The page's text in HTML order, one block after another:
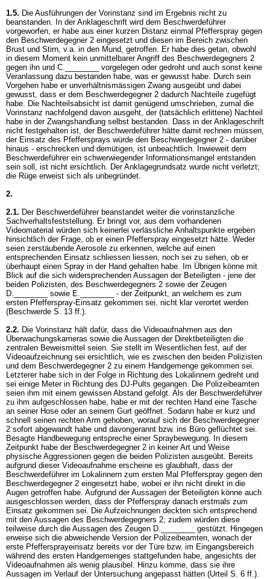
1.5. Die Ausführungen der Vorinstanz sind im Ergebnis nicht zu
beanstanden. In der Anklageschrift wird dem Beschwerdeführer
vorgeworfen, er habe aus einer kurzen Distanz einmal Pfefferspray gegen
den Beschwerdegegner 2 eingesetzt und diesen im Bereich zwischen
Brust und Stirn, v.a. in den Mund, getroffen. Er habe dies getan, obwohl
in diesem Moment kein unmittelbarer Angriff des Beschwerdegegners 2
gegen ihn und C.________ vorgelegen oder gedroht und auch sonst keine
Veranlassung dazu bestanden habe, was er gewusst habe. Durch sein
Vorgehen habe er unverhältnismässigen Zwang ausgeübt und dabei
gewusst, dass er dem Beschwerdegegner 2 dadurch Nachteile zugefügt
habe. Die Nachteilsabsicht ist damit genügend umschrieben, zumal die
Vorinstanz nachfolgend davon ausgeht, der (tatsächlich erlittene) Nachteil
habe in der Zwangshandlung selbst bestanden. Dass in der Anklageschrift
nicht festgehalten ist, der Beschwerdeführer hätte damit rechnen müssen,
der Einsatz des Pfeffersprays würde den Beschwerdegegner 2 - darüber
hinaus - erschrecken und demütigen, ist unbeachtlich. Inwieweit dem
Beschwerdeführer ein schwerwiegender Informationsmangel entstanden
sein soll, ist nicht ersichtlich. Der Anklagegrundsatz wurde nicht verletzt;
die Rüge erweist sich als unbegründet.
2.
2.1. Der Beschwerdeführer beanstandet weiter die vorinstanzliche
Sachverhaltsfeststellung. Er bringt vor, aus dem vorhandenen
Videomaterial würden sich keinerlei verlässliche Anhaltspunkte ergeben
hinsichtlich der Frage, ob er einen Pfefferspray eingesetzt hätte. Weder
seien zerstäubende Aerosole zu erkennen, welche auf einen
entsprechenden Einsatz schliessen liessen, noch sei zu sehen, ob er
überhaupt einen Spray in der Hand gehalten habe. Im Übrigen könne mit
Blick auf die sich widersprechenden Aussagen der Beteiligten - jene der
beiden Polizisten, des Beschwerdegegners 2 sowie der Zeugen
D.________ sowie E.________ - der Zeitpunkt, an welchem es zum
ersten Pfefferspray-Einsatz gekommen sei, nicht klar verortet werden
(Beschwerde S. 13 ff.).
2.2. Die Vorinstanz hält dafür, dass die Videoaufnahmen aus den
Überwachungskameras sowie die Aussagen der Direktbeteiligten die
zentralen Beweismittel seien. Sie stellt im Wesentlichen fest, auf der
Videoaufzeichnung sei ersichtlich, wie es zwischen den beiden Polizisten
und dem Beschwerdegegner 2 zu einem Handgemenge gekommen sei.
Letzterer habe sich in der Folge in Richtung des Lokalinnern gedreht und
sei einige Meter in Richtung des DJ-Pults gegangen. Die Polizeibeamten
seien ihm mit einem gewissen Abstand gefolgt. Als der Beschwerdeführer
zu ihm aufgeschlossen habe, habe er mit der rechten Hand eine Tasche
an seiner Hose oder an seinem Gurt geöffnet. Sodann habe er kurz und
schnell seinen rechten Arm gehoben, worauf sich der Beschwerdegegner
2 sofort abgewandt habe und davongerannt bzw. ins Büro geflüchtet sei.
Besagte Handbewegung entspreche einer Spraybewegung. In diesem
Zeitpunkt habe der Beschwerdegegner 2 in keiner Art und Weise
physische Aggressionen gegen die beiden Polizisten ausgeübt. Bereits
aufgrund dieser Videoaufnahme erscheine es glaubhaft, dass der
Beschwerdeführer im Lokalinnern zum ersten Mal Pfefferspray gegen den
Beschwerdegegner 2 eingesetzt habe, wobei er ihn nicht direkt in die
Augen getroffen habe. Aufgrund der Aussagen der Beteiligten könne auch
ausgeschlossen werden, dass der Pfefferspray danach erstmals zum
Einsatz gekommen sei. Die Aufzeichnungen deckten sich entsprechend
mit den Aussagen des Beschwerdegegners 2; zudem würden diese
teilweise durch die Aussagen des Zeugen D.________ gestützt. Hingegen
erweise sich die abweichende Version der Polizeibeamten, wonach der
erste Pfeffersprayeinsatz bereits vor der Türe bzw. im Eingangsbereich
während des ersten Handgemenges stattgefunden habe, angesichts der
Videoaufnahmen als wenig plausibel. Hinzu komme, dass sie ihre
Aussagen im Verlauf der Untersuchung angepasst hätten (Urteil S. 6 ff.).